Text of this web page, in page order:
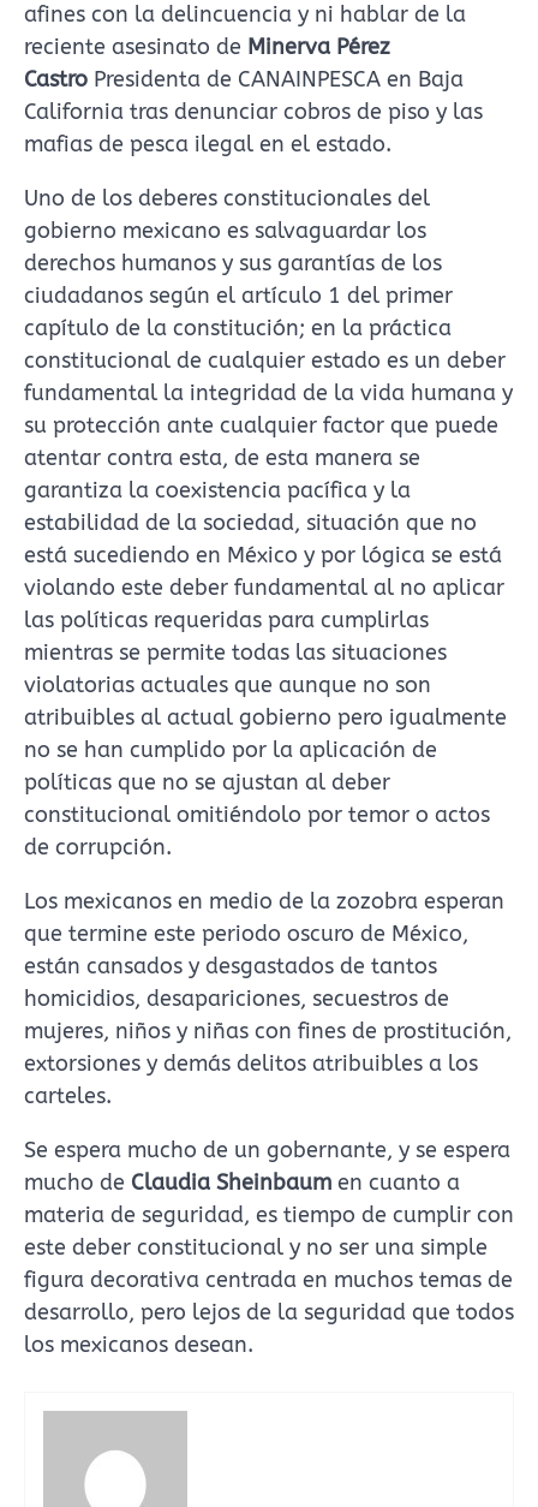
afines con la delincuencia y ni hablar de la
reciente asesinato de Minerva Pérez
Castro Presidenta de CANAINPESCA en Baja
California tras denunciar cobros de piso y las
mafias de pesca ilegal en el estado.
Uno de los deberes constitucionales del
gobierno mexicano es salvaguardar los
derechos humanos y sus garantías de los
ciudadanos según el artículo 1 del primer
capítulo de la constitución; en la práctica
constitucional de cualquier estado es un deber
fundamental la integridad de la vida humana y
su protección ante cualquier factor que puede
atentar contra esta, de esta manera se
garantiza la coexistencia pacífica y la
estabilidad de la sociedad, situación que no
está sucediendo en México y por lógica se está
violando este deber fundamental al no aplicar
las políticas requeridas para cumplirlas
mientras se permite todas las situaciones
violatorias actuales que aunque no son
atribuibles al actual gobierno pero igualmente
no se han cumplido por la aplicación de
políticas que no se ajustan al deber
constitucional omitiéndolo por temor o actos
de corrupción.
Los mexicanos en medio de la zozobra esperan
que termine este periodo oscuro de México,
están cansados y desgastados de tantos
homicidios, desapariciones, secuestros de
mujeres, niños y niñas con fines de prostitución,
extorsiones y demás delitos atribuibles a los
carteles.
Se espera mucho de un gobernante, y se espera
mucho de Claudia Sheinbaum en cuanto a
materia de seguridad, es tiempo de cumplir con
este deber constitucional y no ser una simple
figura decorativa centrada en muchos temas de
desarrollo, pero lejos de la seguridad que todos
los mexicanos desean.